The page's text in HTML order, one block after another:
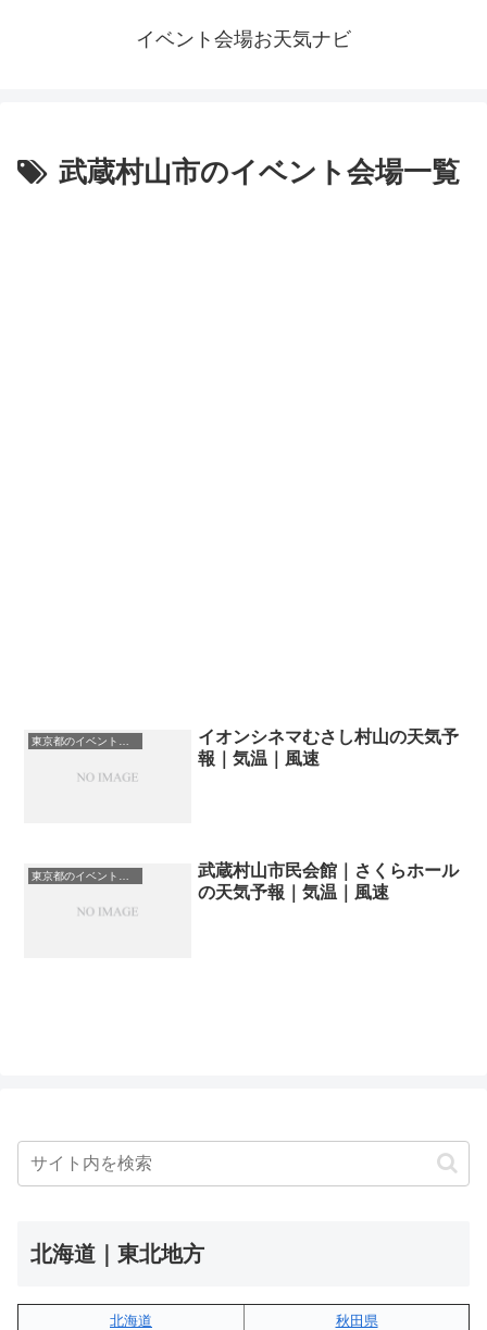
イベント会場お天気ナビ
武蔵村山市のイベント会場一覧
イオンシネマむさし村山の天気予
報｜気温｜風速
武蔵村山市民会館｜さくらホール
の天気予報｜気温｜風速
北海道｜東北地方
北海道
秋田県